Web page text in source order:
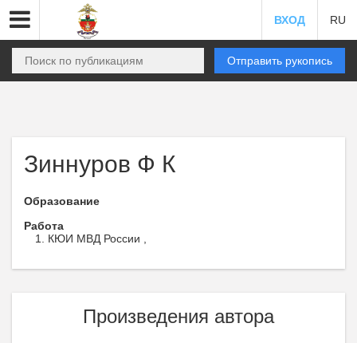
ВХОД RU
Отправить рукопись
Зиннуров Ф К
Образование
Работа
КЮИ МВД России ,
Произведения автора